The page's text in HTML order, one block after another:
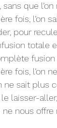
que
fois, l’on
pour
totale
fois, l’on
ne sait plus
laisser-
nous